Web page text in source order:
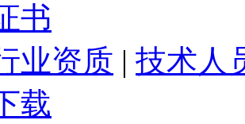
书
业资质 | 技术人
载